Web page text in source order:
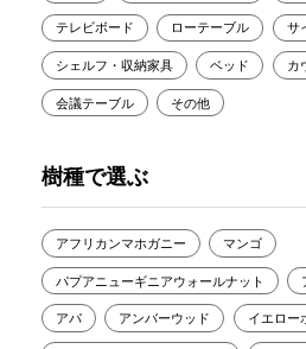
テレビボード ローテーブル サ
シェルフ・収納家具 ベッド カ
会議テーブル その他
樹種で選ぶ
アフリカンマホガニー マンゴ
パプアニューギニアウォールナット
アパ アンバーウッド イエロー